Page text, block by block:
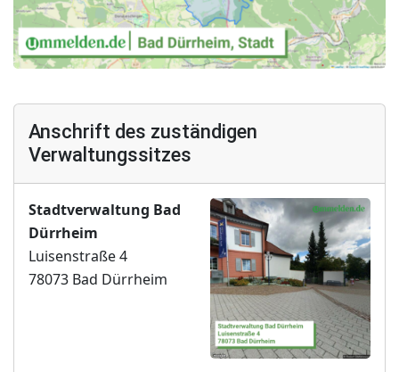
Anschrift des zuständigen
Verwaltungssitzes
Stadtverwaltung Bad
Dürrheim
Luisenstraße 4
78073 Bad Dürrheim